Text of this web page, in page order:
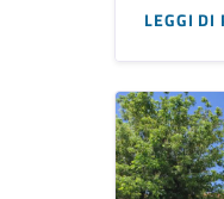
LEGGI DI
SU A.S.L.